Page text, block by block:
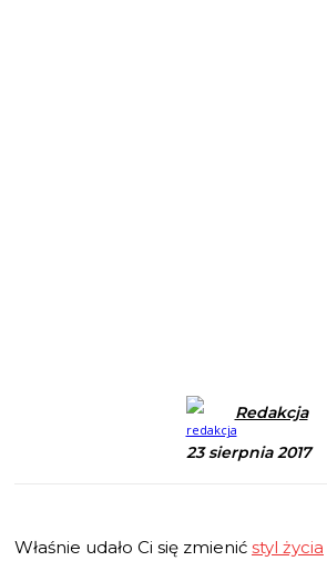
Redakcja
23 sierpnia 2017
Właśnie udało Ci się zmienić styl życia